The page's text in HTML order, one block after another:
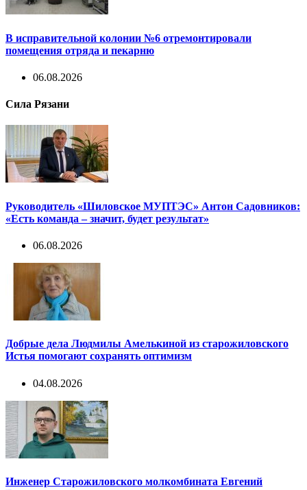
В исправительной колонии №6 отремонтировали
помещения отряда и пекарню
06.08.2026
Сила Рязани
Руководитель «Шиловское МУПТЭС» Антон Садовников:
«Есть команда – значит, будет результат»
06.08.2026
Добрые дела Людмилы Амелькиной из старожиловского
Истья помогают сохранять оптимизм
04.08.2026
Инженер Старожиловского молкомбината Евгений